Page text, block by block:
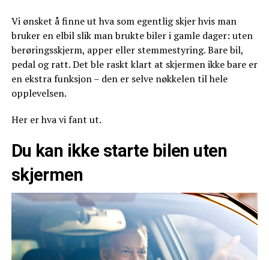
Vi ønsket å finne ut hva som egentlig skjer hvis man
bruker en elbil slik man brukte biler i gamle dager: uten
berøringsskjerm, apper eller stemmestyring. Bare bil,
pedal og ratt. Det ble raskt klart at skjermen ikke bare er
en ekstra funksjon – den er selve nøkkelen til hele
opplevelsen.
Her er hva vi fant ut.
Du kan ikke starte bilen uten
skjermen